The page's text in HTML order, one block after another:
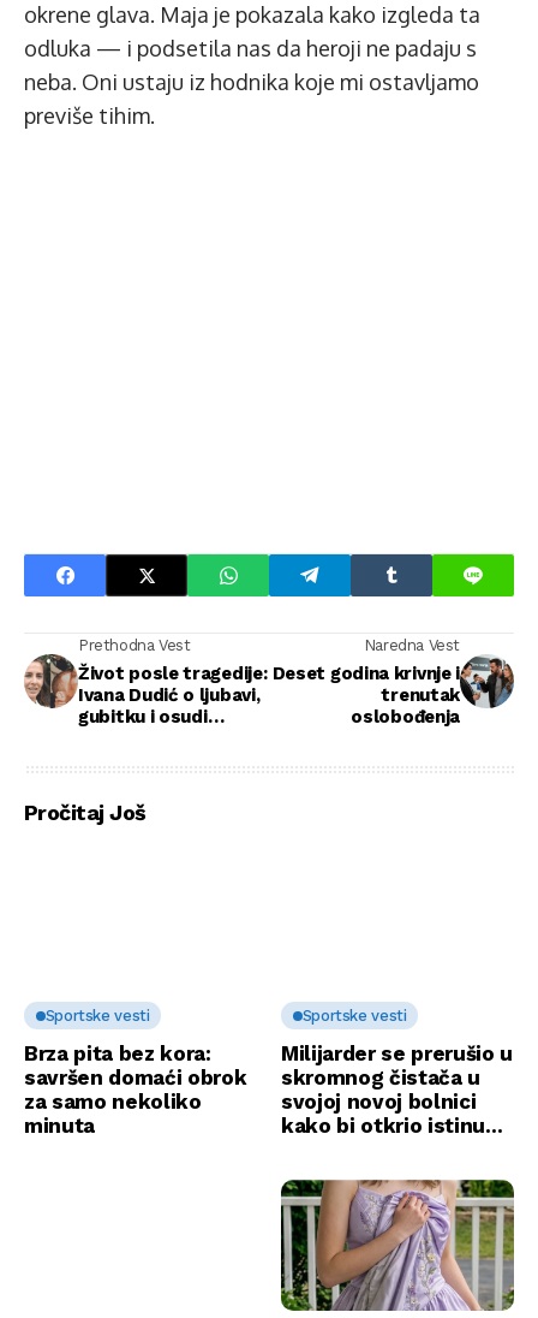
okrene glava. Maja je pokazala kako izgleda ta
odluka — i podsetila nas da heroji ne padaju s
neba. Oni ustaju iz hodnika koje mi ostavljamo
previše tihim.
Prethodna Vest
Život posle tragedije:
Ivana Dudić o ljubavi,
gubitku i osudi
Naredna Vest
Deset godina krivnje i
trenutak
oslobođenja
Pročitaj Još
Sportske vesti
Brza pita bez kora:
savršen domaći obrok
za samo nekoliko
minuta
Sportske vesti
Milijarder se prerušio u
skromnog čistača u
svojoj novoj bolnici
kako bi otkrio istinu…